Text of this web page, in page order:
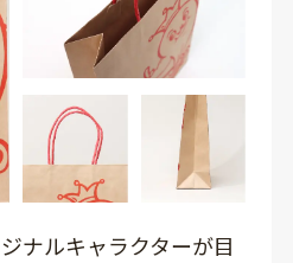
ナルキャラクターが目